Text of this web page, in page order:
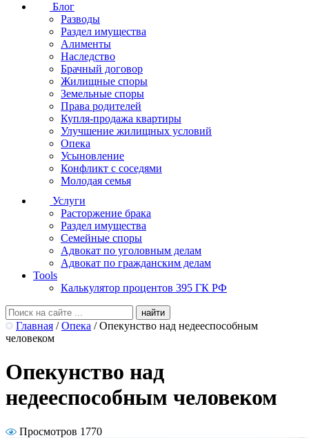
Блог
Разводы
Раздел имущества
Алименты
Наследство
Брачный договор
Жилищные споры
Земельные споры
Права родителей
Купля-продажа квартиры
Улучшение жилищных условий
Опека
Усыновление
Конфликт с соседями
Молодая семья
Услуги
Расторжение брака
Раздел имущества
Семейные споры
Адвокат по уголовным делам
Адвокат по гражданским делам
Tools
Калькулятор процентов 395 ГК РФ
Главная / Опека / Опекунство над недееспособным
человеком
Опекунство над
недееспособным человеком
Просмотров 1770